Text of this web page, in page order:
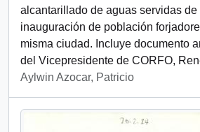
alcantarillado de aguas servidas de
inauguración de población
misma ciudad. Incluye documento
del Vicepresidente de CORFO,
Aylwin Azocar, Patricio